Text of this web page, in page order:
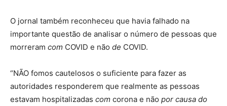
O jornal também reconheceu que havia falhado na
importante questão de analisar o número de pessoas que
morreram com COVID e não de COVID.
“NÃO fomos cautelosos o suficiente para fazer as
autoridades responderem que realmente as pessoas
estavam hospitalizadas com corona e não por causa do